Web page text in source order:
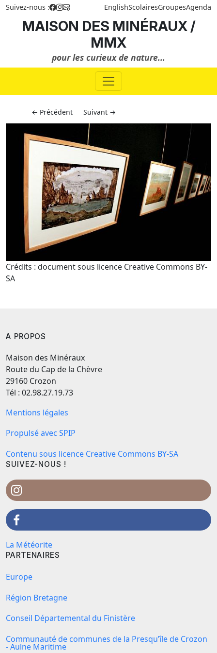
Suivez-nous : EnglishScolairesGroupesAgenda
MAISON DES MINÉRAUX /
MMX
pour les curieux de nature...
← Précédent Suivant →
Crédits : document sous licence Creative Commons BY-
SA
A PROPOS
Maison des Minéraux
Route du Cap de la Chèvre
29160 Crozon
Tél : 02.98.27.19.73
Mentions légales
Propulsé avec SPIP
Contenu sous licence Creative Commons BY-SA
SUIVEZ-NOUS !
La Météorite
PARTENAIRES
Europe
Région Bretagne
Conseil Départemental du Finistère
Communauté de communes de la Presqu’île de Crozon
- Aulne Maritime